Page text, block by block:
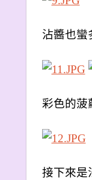
沾醬也蠻
彩色的菠
接下來是